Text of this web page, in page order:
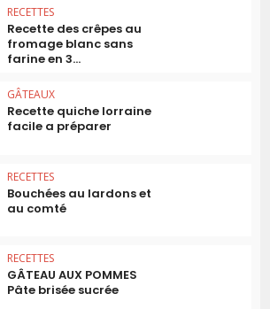
RECETTES
Recette des crêpes au
fromage blanc sans
farine en 3...
GÂTEAUX
Recette quiche lorraine
facile a préparer
RECETTES
Bouchées au lardons et
au comté
RECETTES
GÂTEAU AUX POMMES
Pâte brisée sucrée